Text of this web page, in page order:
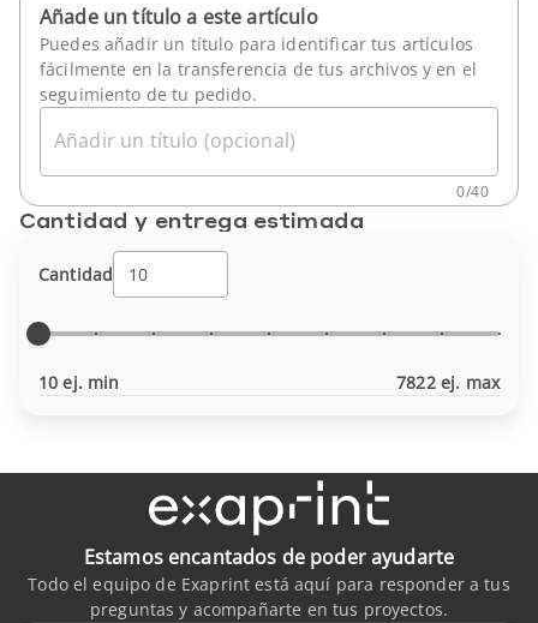
Añade un título a este artículo
Puedes añadir un título para identificar tus artículos
fácilmente en la transferencia de tus archivos y en el
seguimiento de tu pedido.
Añadir un título (opcional)
0/40
Cantidad y entrega estimada
Cantidad
10 ej. min 7822 ej. max
Estamos encantados de poder ayudarte
Todo el equipo de Exaprint está aquí para responder a tus
preguntas y acompañarte en tus proyectos.